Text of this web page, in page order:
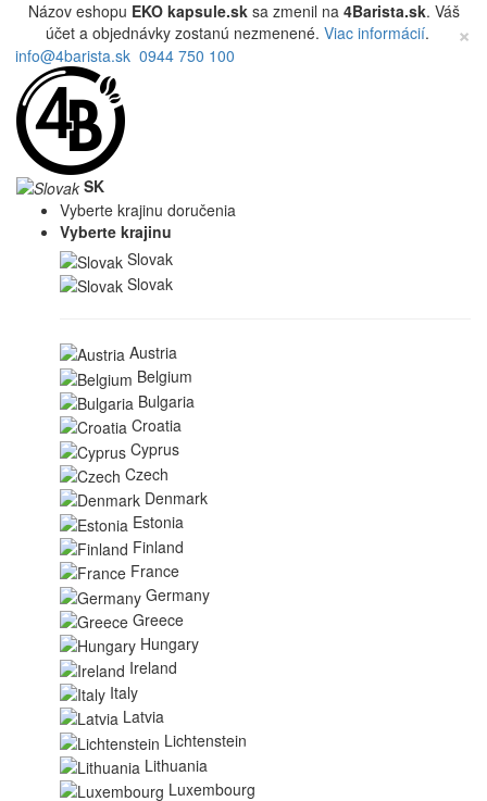
Názov eshopu EKO kapsule.sksa zmenil na 4Barista.sk. Váš
účet a objednávky zostanú nezmenené. Viac informácií. ×
info@4barista.sk 0944 750 100
SK
Vyberte krajinu doručenia
Vyberte krajinu
Slovak
Slovak
Austria
Belgium
Bulgaria
Croatia
Cyprus
Czech
Denmark
Estonia
Finland
France
Germany
Greece
Hungary
Ireland
Italy
Latvia
Lichtenstein
Lithuania
Luxembourg